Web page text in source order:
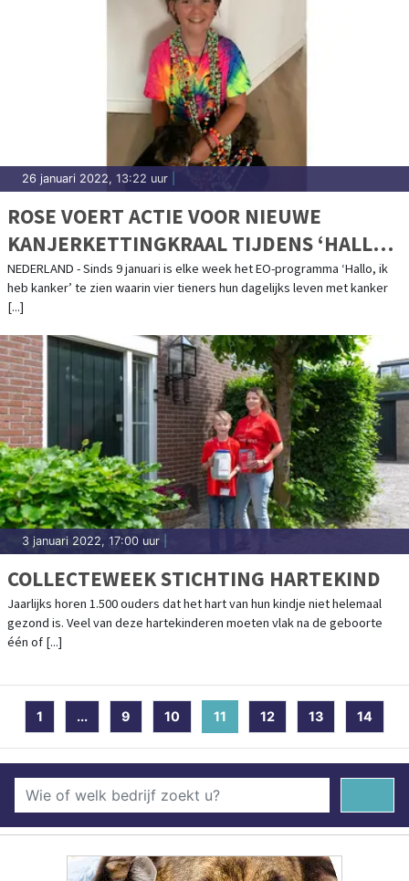
26 januari 2022, 13:22 uur
ROSE VOERT ACTIE VOOR NIEUWE
KANJERKETTINGKRAAL TIJDENS ‘HALLO,
IK HEB KANKER’
NEDERLAND - Sinds 9 januari is elke week het EO-programma ‘Hallo, ik
heb kanker’ te zien waarin vier tieners hun dagelijks leven met kanker
[...]
3 januari 2022, 17:00 uur
COLLECTEWEEK STICHTING HARTEKIND
Jaarlijks horen 1.500 ouders dat het hart van hun kindje niet helemaal
gezond is. Veel van deze hartekinderen moeten vlak na de geboorte
één of [...]
1 ... 9 10 11 (current)
12 13 14